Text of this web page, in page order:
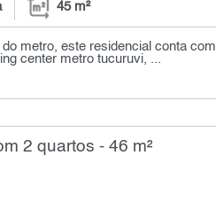
45 m²
metro, este residencial conta com
center metro tucuruvi, ...
2 quartos - 46 m²